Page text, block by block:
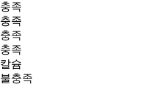
충족
충족
충족
충족
칼슘
불충족